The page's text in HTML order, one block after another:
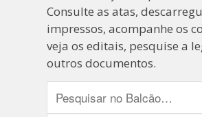
Consulte as atas,
impressos, acompanhe os
veja os editais, pesquise a
outros documentos.